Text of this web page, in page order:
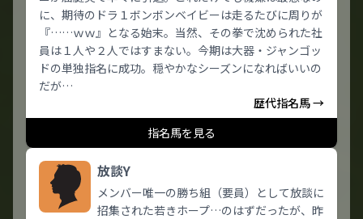
に、期待のドラ１ボンボンベイビーは走るたびに周りが
『……ｗｗ』となる始末。当然、その拳で沈められた社
員は１人や２人ではすまない。今期は大器・ジャンゴッ
ドの単独指名に成功。穏やかなシーズンになればいいの
だが…
歴代指名馬 →
指名馬を見る
放談Y
メンバー唯一の勝ち組（要員）として放談に
招集された若きホープ…のはずだったが、昨